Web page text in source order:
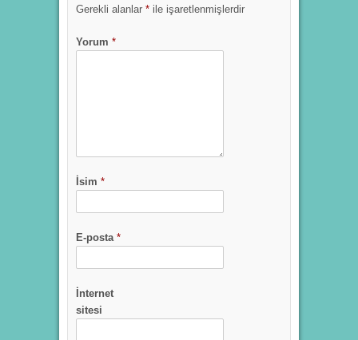
Gerekli alanlar * ile işaretlenmişlerdir
Yorum *
İsim *
E-posta *
İnternet
sitesi